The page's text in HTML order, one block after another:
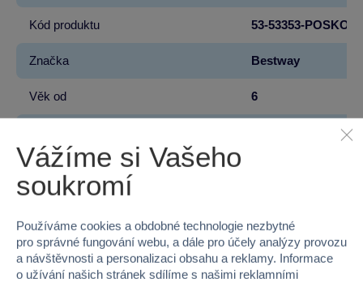
Kód produktu 53-53353-POSKO
Značka Bestway
Věk od 6
Šířka
Hloubka 41.5
Hmotnost v gramech 9736
Vážíme si Vašeho
soukromí
Používáme cookies a obdobné technologie nezbytné
pro správné fungování webu, a dále pro účely analýzy provozu
a návštěvnosti a personalizaci obsahu a reklamy. Informace
o užívání našich stránek sdílíme s našimi reklamními